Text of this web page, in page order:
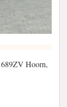
Hoorn,